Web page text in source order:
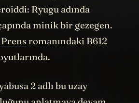
Ryugu adında
minik bir gezegen.
romanındaki B612
2 adlı bu uzay